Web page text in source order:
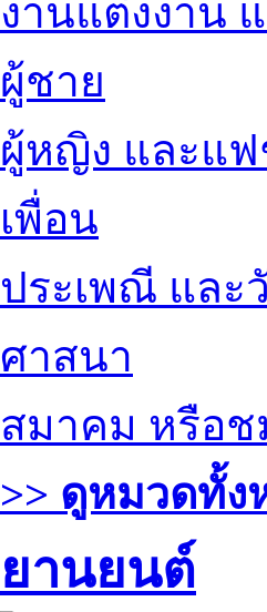
งานแต่งงาน
ผู้ชาย
ผู้หญิง และแ
เพื่อน
ประเพณี และ
ศาสนา
สมาคม หรือช
>> ดูหมวดทั้ง
ยานยนต์